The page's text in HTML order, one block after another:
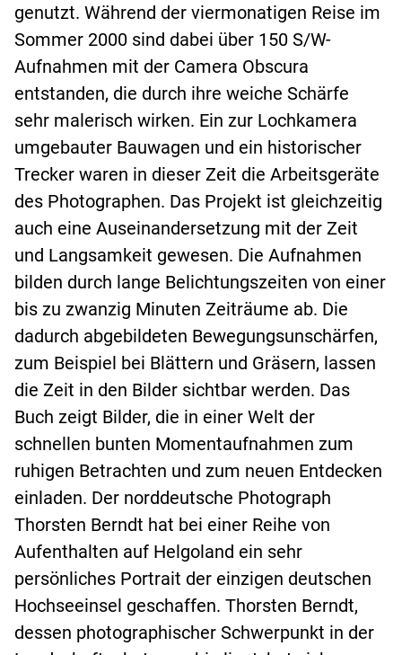
genutzt. Während der viermonatigen Reise im
Sommer 2000 sind dabei über 150 S/W-
Aufnahmen mit der Camera Obscura
entstanden, die durch ihre weiche Schärfe
sehr malerisch wirken. Ein zur Lochkamera
umgebauter Bauwagen und ein historischer
Trecker waren in dieser Zeit die Arbeitsgeräte
des Photographen. Das Projekt ist gleichzeitig
auch eine Auseinandersetzung mit der Zeit
und Langsamkeit gewesen. Die Aufnahmen
bilden durch lange Belichtungszeiten von einer
bis zu zwanzig Minuten Zeiträume ab. Die
dadurch abgebildeten Bewegungsunschärfen,
zum Beispiel bei Blättern und Gräsern, lassen
die Zeit in den Bilder sichtbar werden. Das
Buch zeigt Bilder, die in einer Welt der
schnellen bunten Momentaufnahmen zum
ruhigen Betrachten und zum neuen Entdecken
einladen. Der norddeutsche Photograph
Thorsten Berndt hat bei einer Reihe von
Aufenthalten auf Helgoland ein sehr
persönliches Portrait der einzigen deutschen
Hochseeinsel geschaffen. Thorsten Berndt,
dessen photographischer Schwerpunkt in der